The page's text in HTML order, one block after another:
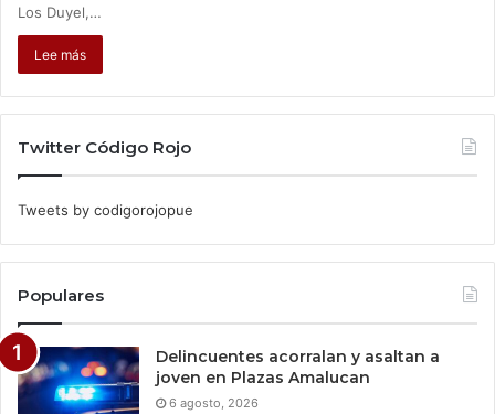
Los Duyel,…
Lee más
Twitter Código Rojo
Tweets by codigorojopue
Populares
Delincuentes acorralan y asaltan a
joven en Plazas Amalucan
6 agosto, 2026